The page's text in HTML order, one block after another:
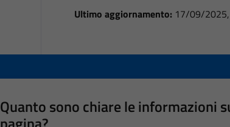
Ultimo aggiornamento: 17/09/
Quanto sono chiare le informazioni